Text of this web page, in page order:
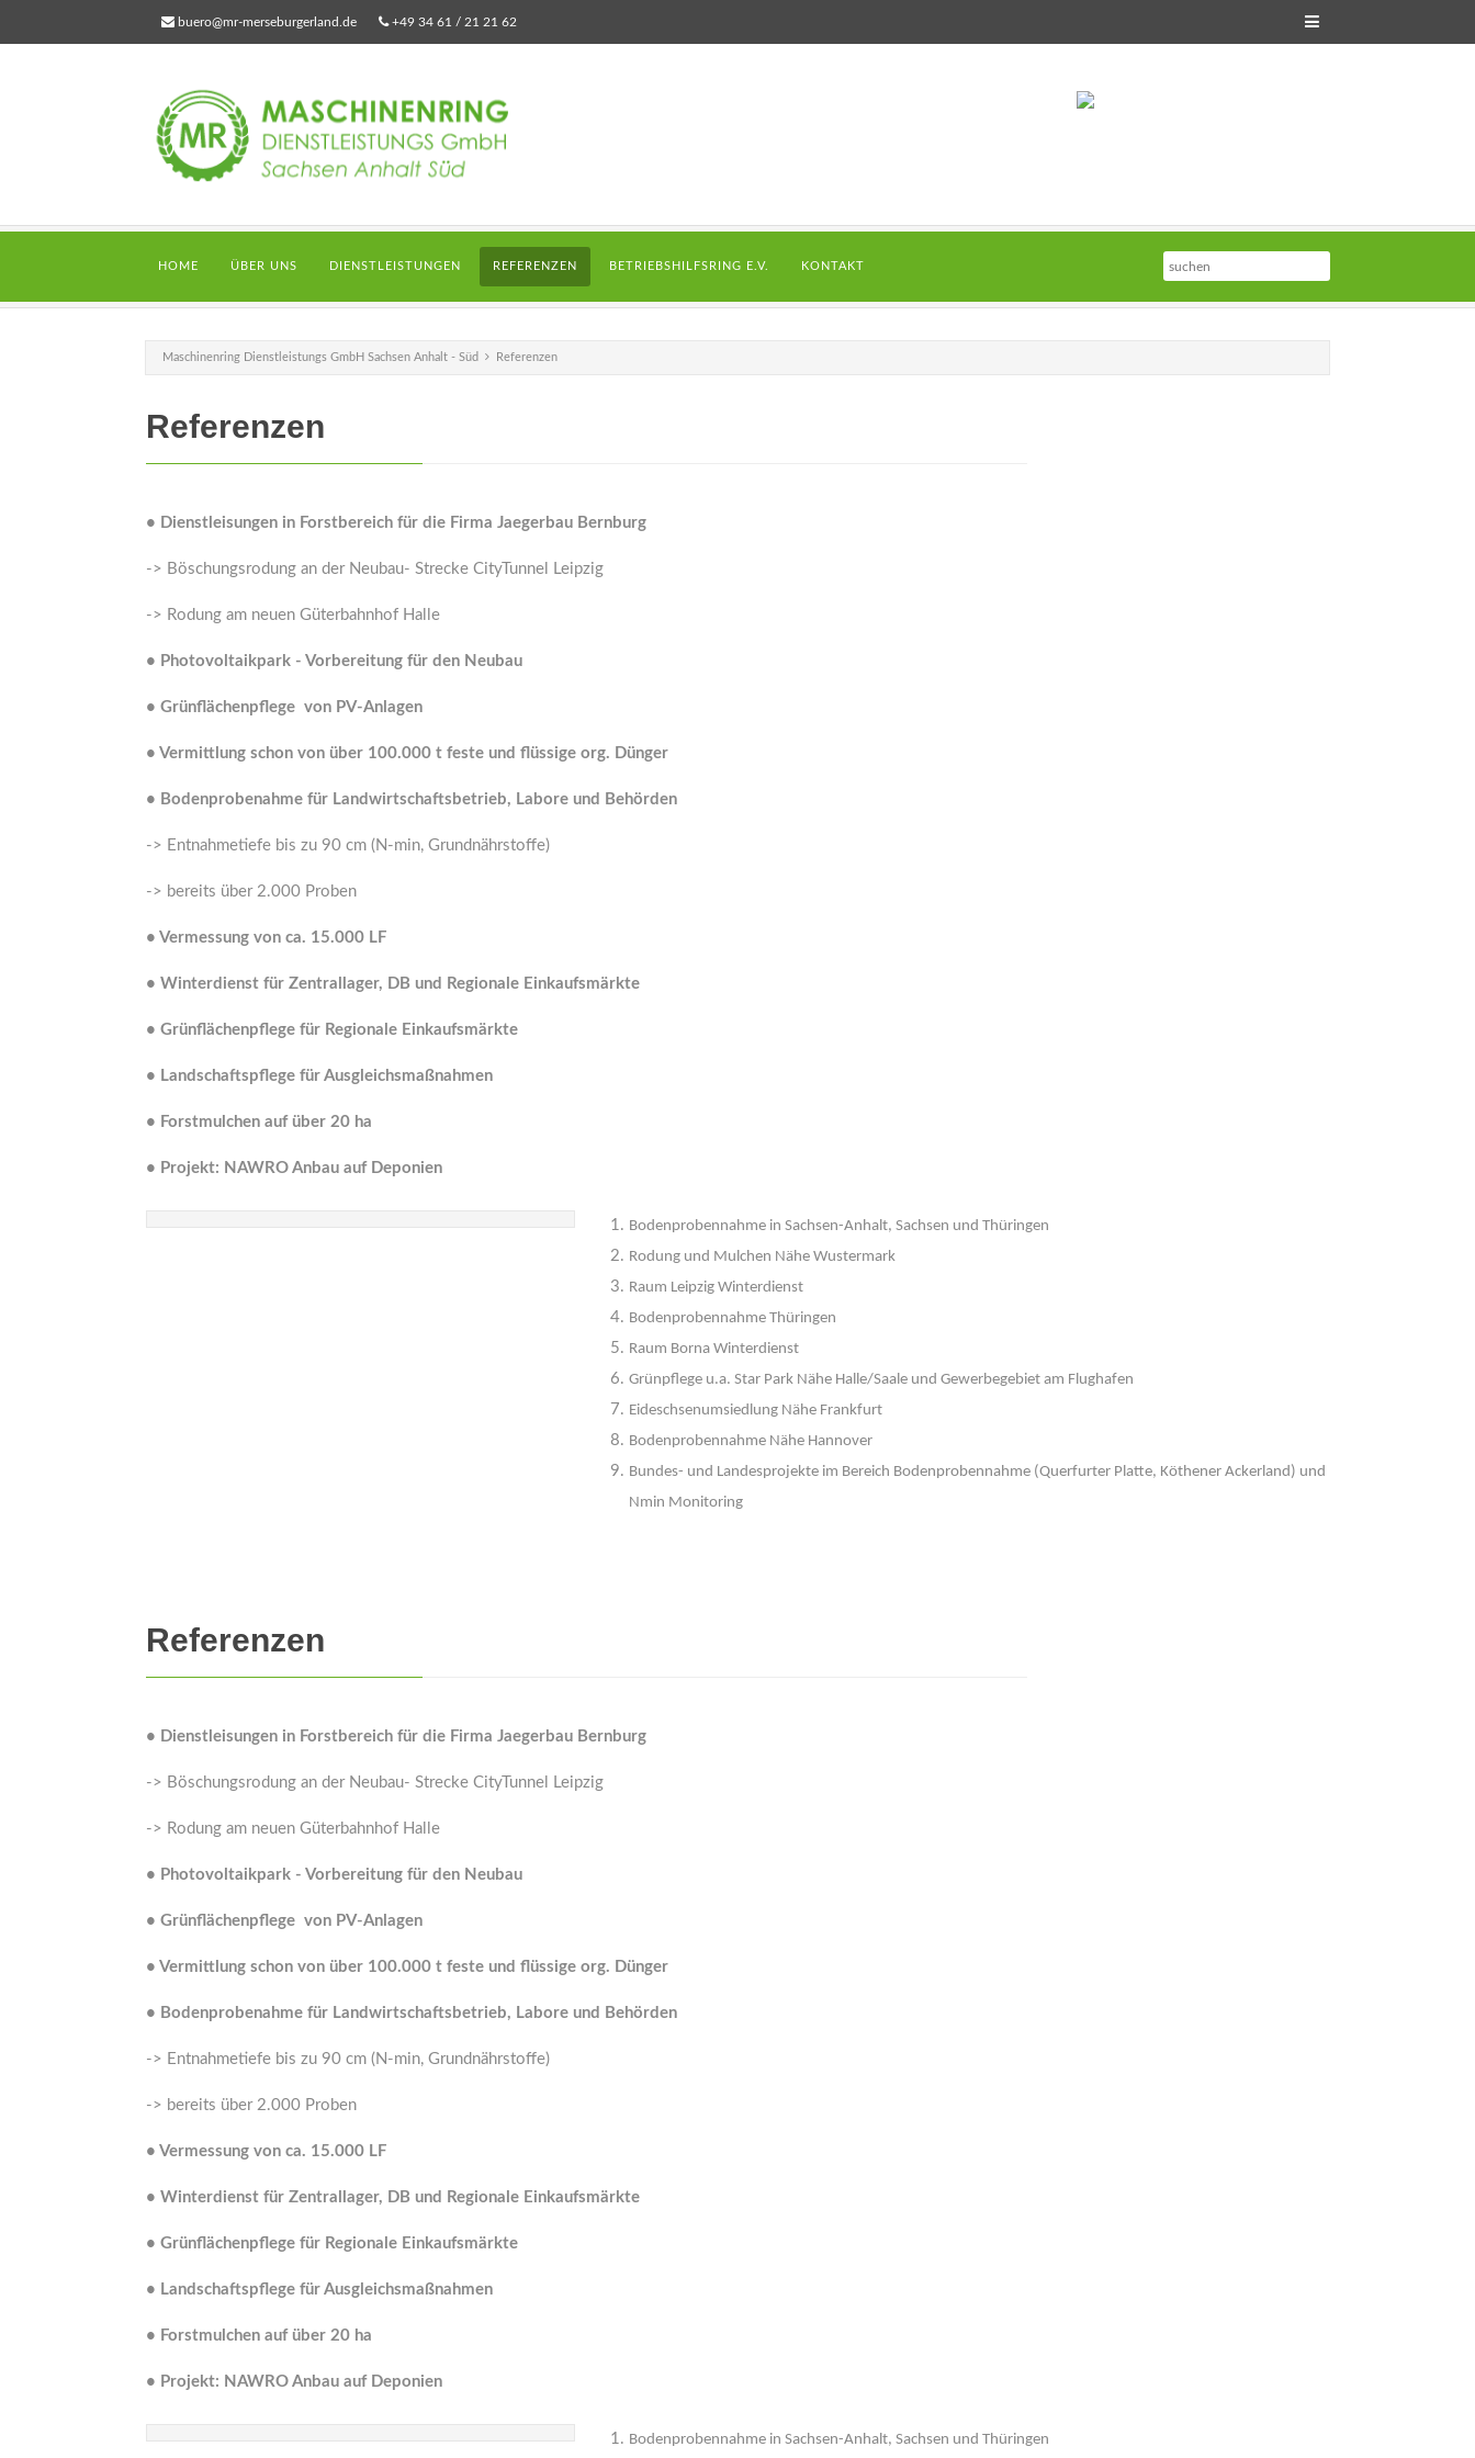
buero@mr-merseburgerland.de +49 34 61 / 21 21 62
HOME ÜBER UNS DIENSTLEISTUNGEN REFERENZEN BETRIEBSHILFSRING E.V. KONTAKT
Maschinenring Dienstleistungs GmbH Sachsen Anhalt - Süd Referenzen
Referenzen
• Dienstleisungen in Forstbereich für die Firma Jaegerbau Bernburg
-> Böschungsrodung an der Neubau- Strecke CityTunnel Leipzig
-> Rodung am neuen Güterbahnhof Halle
• Photovoltaikpark - Vorbereitung für den Neubau
• Grünflächenpflege von PV-Anlagen
• Vermittlung schon von über 100.000 t feste und flüssige org. Dünger
• Bodenprobenahme für Landwirtschaftsbetrieb, Labore und Behörden
-> Entnahmetiefe bis zu 90 cm (N-min, Grundnährstoffe)
-> bereits über 2.000 Proben
• Vermessung von ca. 15.000 LF
• Winterdienst für Zentrallager, DB und Regionale Einkaufsmärkte
• Grünflächenpflege für Regionale Einkaufsmärkte
• Landschaftspflege für Ausgleichsmaßnahmen
• Forstmulchen auf über 20 ha
• Projekt: NAWRO Anbau auf Deponien
Bodenprobennahme in Sachsen-Anhalt, Sachsen und Thüringen
Rodung und Mulchen Nähe Wustermark
Raum Leipzig Winterdienst
Bodenprobennahme Thüringen
Raum Borna Winterdienst
Grünpflege u.a. Star Park Nähe Halle/Saale und Gewerbegebiet am Flughafen
Eideschsenumsiedlung Nähe Frankfurt
Bodenprobennahme Nähe Hannover
Bundes- und Landesprojekte im Bereich Bodenprobennahme (Querfurter Platte, Köthener Ackerland) und
Nmin Monitoring
Referenzen
• Dienstleisungen in Forstbereich für die Firma Jaegerbau Bernburg
-> Böschungsrodung an der Neubau- Strecke CityTunnel Leipzig
-> Rodung am neuen Güterbahnhof Halle
• Photovoltaikpark - Vorbereitung für den Neubau
• Grünflächenpflege von PV-Anlagen
• Vermittlung schon von über 100.000 t feste und flüssige org. Dünger
• Bodenprobenahme für Landwirtschaftsbetrieb, Labore und Behörden
-> Entnahmetiefe bis zu 90 cm (N-min, Grundnährstoffe)
-> bereits über 2.000 Proben
• Vermessung von ca. 15.000 LF
• Winterdienst für Zentrallager, DB und Regionale Einkaufsmärkte
• Grünflächenpflege für Regionale Einkaufsmärkte
• Landschaftspflege für Ausgleichsmaßnahmen
• Forstmulchen auf über 20 ha
• Projekt: NAWRO Anbau auf Deponien
Bodenprobennahme in Sachsen-Anhalt, Sachsen und Thüringen